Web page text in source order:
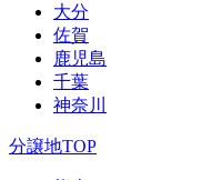
大分
佐賀
鹿児島
千葉
神奈川
分譲地TOP